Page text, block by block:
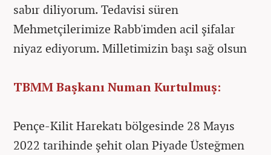
sabır diliyorum. Tedavisi süren
Mehmetçilerimize Rabb'imden acil şifalar
niyaz ediyorum. Milletimizin başı sağ olsun
TBMM Başkanı Numan Kurtulmuş:
Pençe-Kilit Harekatı bölgesinde 28 Mayıs
2022 tarihinde şehit olan Piyade Üsteğmen